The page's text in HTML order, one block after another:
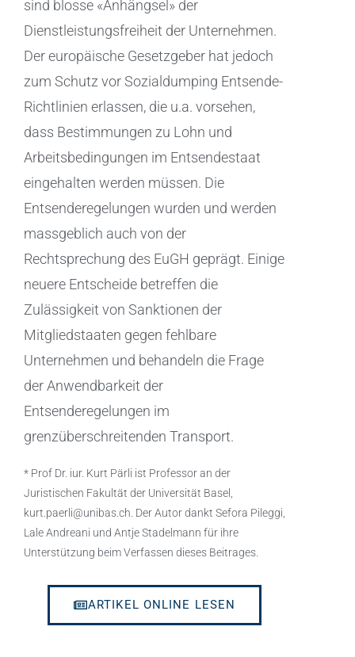
sind blosse «Anhängsel» der
Dienstleistungsfreiheit der Unternehmen.
Der europäische Gesetzgeber hat jedoch
zum Schutz vor Sozialdumping Entsende-
Richtlinien erlassen, die u.a. vorsehen,
dass Bestimmungen zu Lohn und
Arbeitsbedingungen im Entsendestaat
eingehalten werden müssen. Die
Entsenderegelungen wurden und werden
massgeblich auch von der
Rechtsprechung des EuGH geprägt. Einige
neuere Entscheide betreffen die
Zulässigkeit von Sanktionen der
Mitgliedstaaten gegen fehlbare
Unternehmen und behandeln die Frage
der Anwendbarkeit der
Entsenderegelungen im
grenzüberschreitenden Transport.
* Prof Dr. iur. Kurt Pärli ist Professor an der
Juristischen Fakultät der Universität Basel,
kurt.paerli@unibas.ch. Der Autor dankt Sefora Pileggi,
Lale Andreani und Antje Stadelmann für ihre
Unterstützung beim Verfassen dieses Beitrages.
ARTIKEL ONLINE LESEN